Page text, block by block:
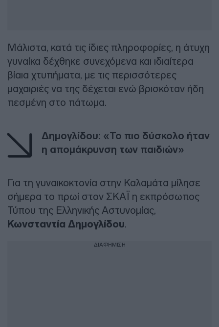
Μάλιστα, κατά τις ίδιες πληροφορίες, η άτυχη
γυναίκα δέχθηκε συνεχόμενα και ιδιαίτερα
βίαια χτυπήματα, με τις περισσότερες
μαχαιριές να της δέχεται ενώ βρισκόταν ήδη
πεσμένη στο πάτωμα.
Δημογλίδου: «Το πιο δύσκολο ήταν
η απομάκρυνση των παιδιών»
Για τη γυναικοκτονία στην Καλαμάτα μίλησε
σήμερα το πρωί στον ΣΚΑΪ η εκπρόσωπος
Τύπου της Ελληνικής Αστυνομίας,
Κωνσταντία Δημογλίδου.
ΔΙΑΦΗΜΙΣΗ